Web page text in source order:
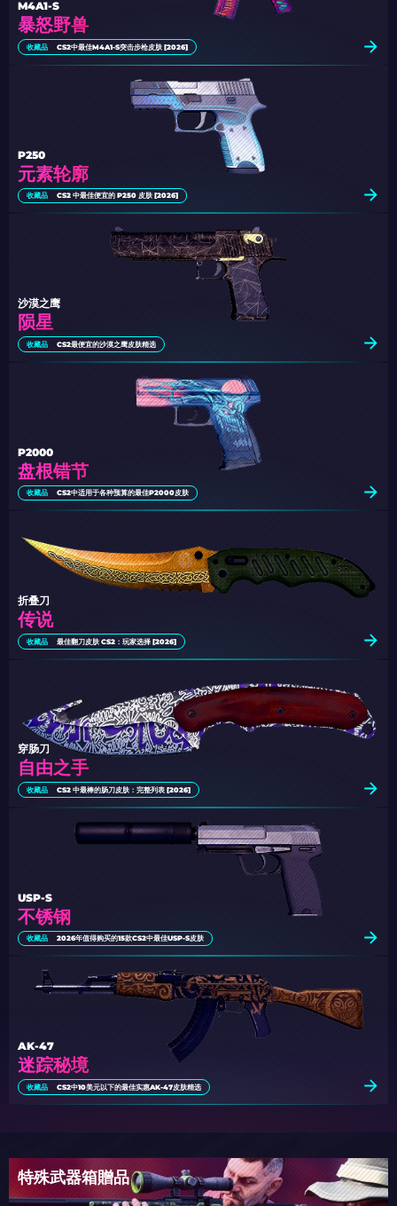
暴怒野兽
M4A1-S
收藏品 CS2中最佳M4A1-S突击步枪皮肤 [2026]
元素轮廓
P250
收藏品 CS2 中最佳便宜的 P250 皮肤 [2026]
陨星
沙漠之鹰
收藏品 CS2最便宜的沙漠之鹰皮肤精选
盘根错节
P2000
收藏品 CS2中适用于各种预算的最佳P2000皮肤
传说
折叠刀
收藏品 最佳翻刀皮肤 CS2：玩家选择 [2026]
自由之手
穿肠刀
收藏品 CS2 中最棒的肠刀皮肤：完整列表 [2026]
不锈钢
USP-S
收藏品 2026年值得购买的15款CS2中最佳USP-S皮肤
迷踪秘境
AK-47
收藏品 CS2中10美元以下的最佳实惠AK-47皮肤精选
特殊武器箱贈品